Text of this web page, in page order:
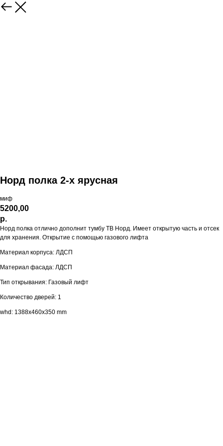
Норд полка 2-х ярусная
миф
5200,00
р.
Норд полка отлично дополнит тумбу ТВ Норд. Имеет открытую часть и отсек
для хранения. Открытие с помощью газового лифта
Материал корпуса: ЛДСП
Материал фасада: ЛДСП
Тип открывания: Газовый лифт
Количество дверей: 1
whd: 1388x460x350 mm